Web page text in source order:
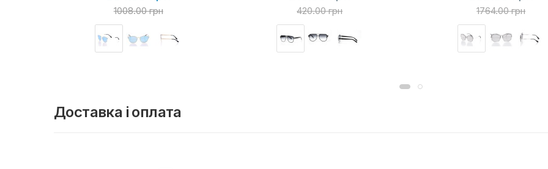
1008.00 грн 420.00 грн 1764.00 грн
Доставка і оплата